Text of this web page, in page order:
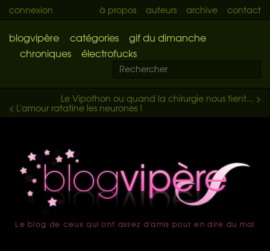
connexion à propos auteurs archive contact
blogvipère catégories
gif du dimanche
chroniques
électrofucks
Le Vipothon ou quand la chirurgie nous tient... >
< L'amour ratatine les neurones !
accueil
Le blog de ceux qui ont assez d'amis pour en dire du mal